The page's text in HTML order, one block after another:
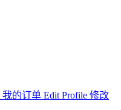
我的订单 Edit Profile 修改